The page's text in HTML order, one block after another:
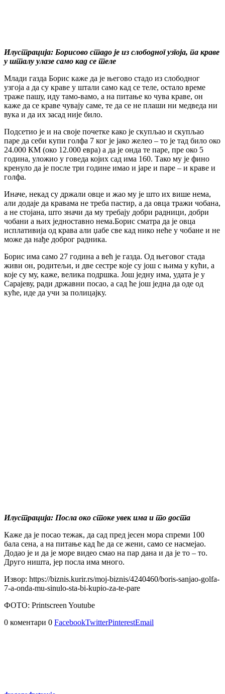
Илустрација: Борисово стадо је из слободног узгоја, па краве
у шталу улазе само кад се теле
Млади газда Борис каже да је његово стадо из слободног
узгоја а да су краве у штали само кад се теле, остало време
траже пашу, иду тамо-вамо, а на питање ко чува краве, он
каже да се краве чувају саме, те да се не плаши ни медведа ни
вука и да их засад није било.
Подсетио је и на своје почетке како је скупљао и скупљао
паре да себи купи голфа 7 ког је јако желео – то је тад било око
24.000 КМ (око 12.000 евра) а да је онда те паре, пре око 5
година, уложио у говеда којих сад има 160. Тако му је фино
кренуло да је после три године имао и јаре и паре – и краве и
голфа.
Иначе, некад су држали овце и жао му је што их више нема,
али додаје да кравама не треба пастир, а да овца тражи чобана,
а не стојана, што значи да му требају добри радници, добри
чобани а њих једноставно нема.Борис сматра да је овца
исплативија од крава али џабе све кад нико неће у чобане и не
може да нађе доброг радника.
Борис има само 27 година а већ је газда. Од његовог стада
живи он, родитељи, и две сестре које су још с њима у кући, а
које су му, каже, велика подршка. Још једну има, удата је у
Сарајеву, ради државни посао, а сад ће још једна да оде од
куће, иде да учи за полицајку.
Илустрација: Посла око стоке увек има и то доста
Каже да је посао тежак, да сад пред јесен мора спреми 100
бала сена, а на питање кад ће да се жени, само се насмејао.
Додао је и да је море видео смао на пар дана и да је то – то.
Друго ништа, јер посла има много.
Извор: https://biznis.kurir.rs/moj-biznis/4240460/boris-sanjao-golfa-
7-a-onda-mu-sinulo-sta-bi-kupio-za-te-pare
ФОТО: Printscreen Youtube
0 коментари 0 FacebookTwitterPinterestEmail